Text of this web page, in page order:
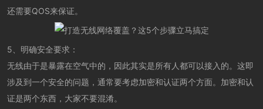
还需要QOS来保证。
5、明确安全要求：
无线由于是暴露在空气中的，因此其实是所有人都可以接入的。这即
涉及到一个安全的问题，通常要考虑加密和认证两个方面。加密和认
证是两个东西，大家不要混淆。